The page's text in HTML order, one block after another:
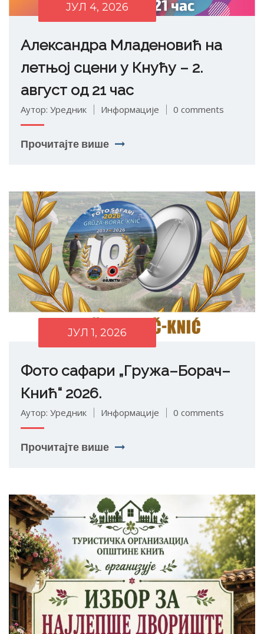
ЈУЛ 4, 2026
Александра Младеновић на
летњој сцени у Кнућу – 2.
август од 21 час
Аутор: Уредник Информације 0 comments
Прочитајте више
ЈУЛ 1, 2026
Фото сафари „Гружа–Борач–
Кнић“ 2026.
Аутор: Уредник Информације 0 comments
Прочитајте више